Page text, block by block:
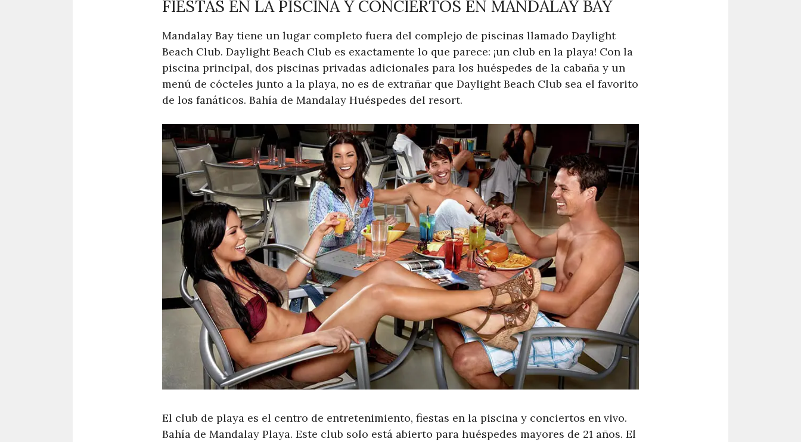
FIESTAS EN LA PISCINA Y CONCIERTOS EN MANDALAY BAY
Mandalay Bay tiene un lugar completo fuera del complejo de piscinas llamado Daylight
Beach Club. Daylight Beach Club es exactamente lo que parece: ¡un club en la playa! Con la
piscina principal, dos piscinas privadas adicionales para los huéspedes de la cabaña y un
menú de cócteles junto a la playa, no es de extrañar que Daylight Beach Club sea el favorito
de los fanáticos. Bahía de Mandalay Huéspedes del resort.
El club de playa es el centro de entretenimiento, fiestas en la piscina y conciertos en vivo.
Bahía de Mandalay Playa. Este club solo está abierto para huéspedes mayores de 21 años. El